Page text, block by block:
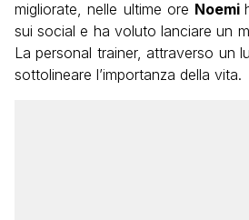
migliorate, nelle ultime ore Noemi
sui social e ha voluto lanciare un
La personal trainer, attraverso un
sottolineare l’importanza della vita.